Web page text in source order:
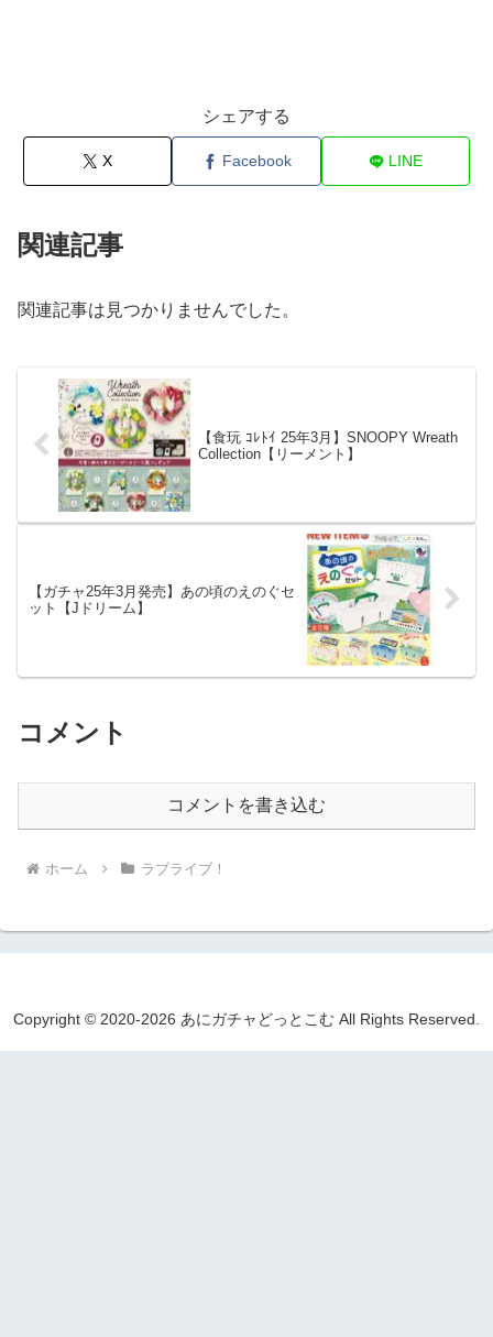
シェアする
X Facebook LINE
関連記事
関連記事は見つかりませんでした。
【食玩 ｺﾚﾄｲ 25年3月】SNOOPY Wreath
Collection【リーメント】
【ガチャ25年3月発売】あの頃のえのぐセ
ット【Jドリーム】
コメント
コメントを書き込む
ホーム ラブライブ！
Copyright © 2020-2026 あにガチャどっとこむ All Rights Reserved.